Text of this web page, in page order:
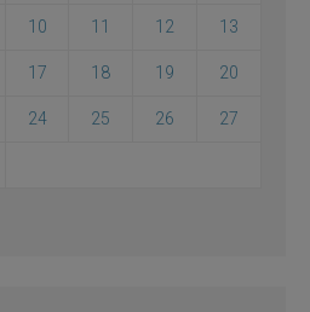
10 11 12 13
17 18 19 20
24 25 26 27